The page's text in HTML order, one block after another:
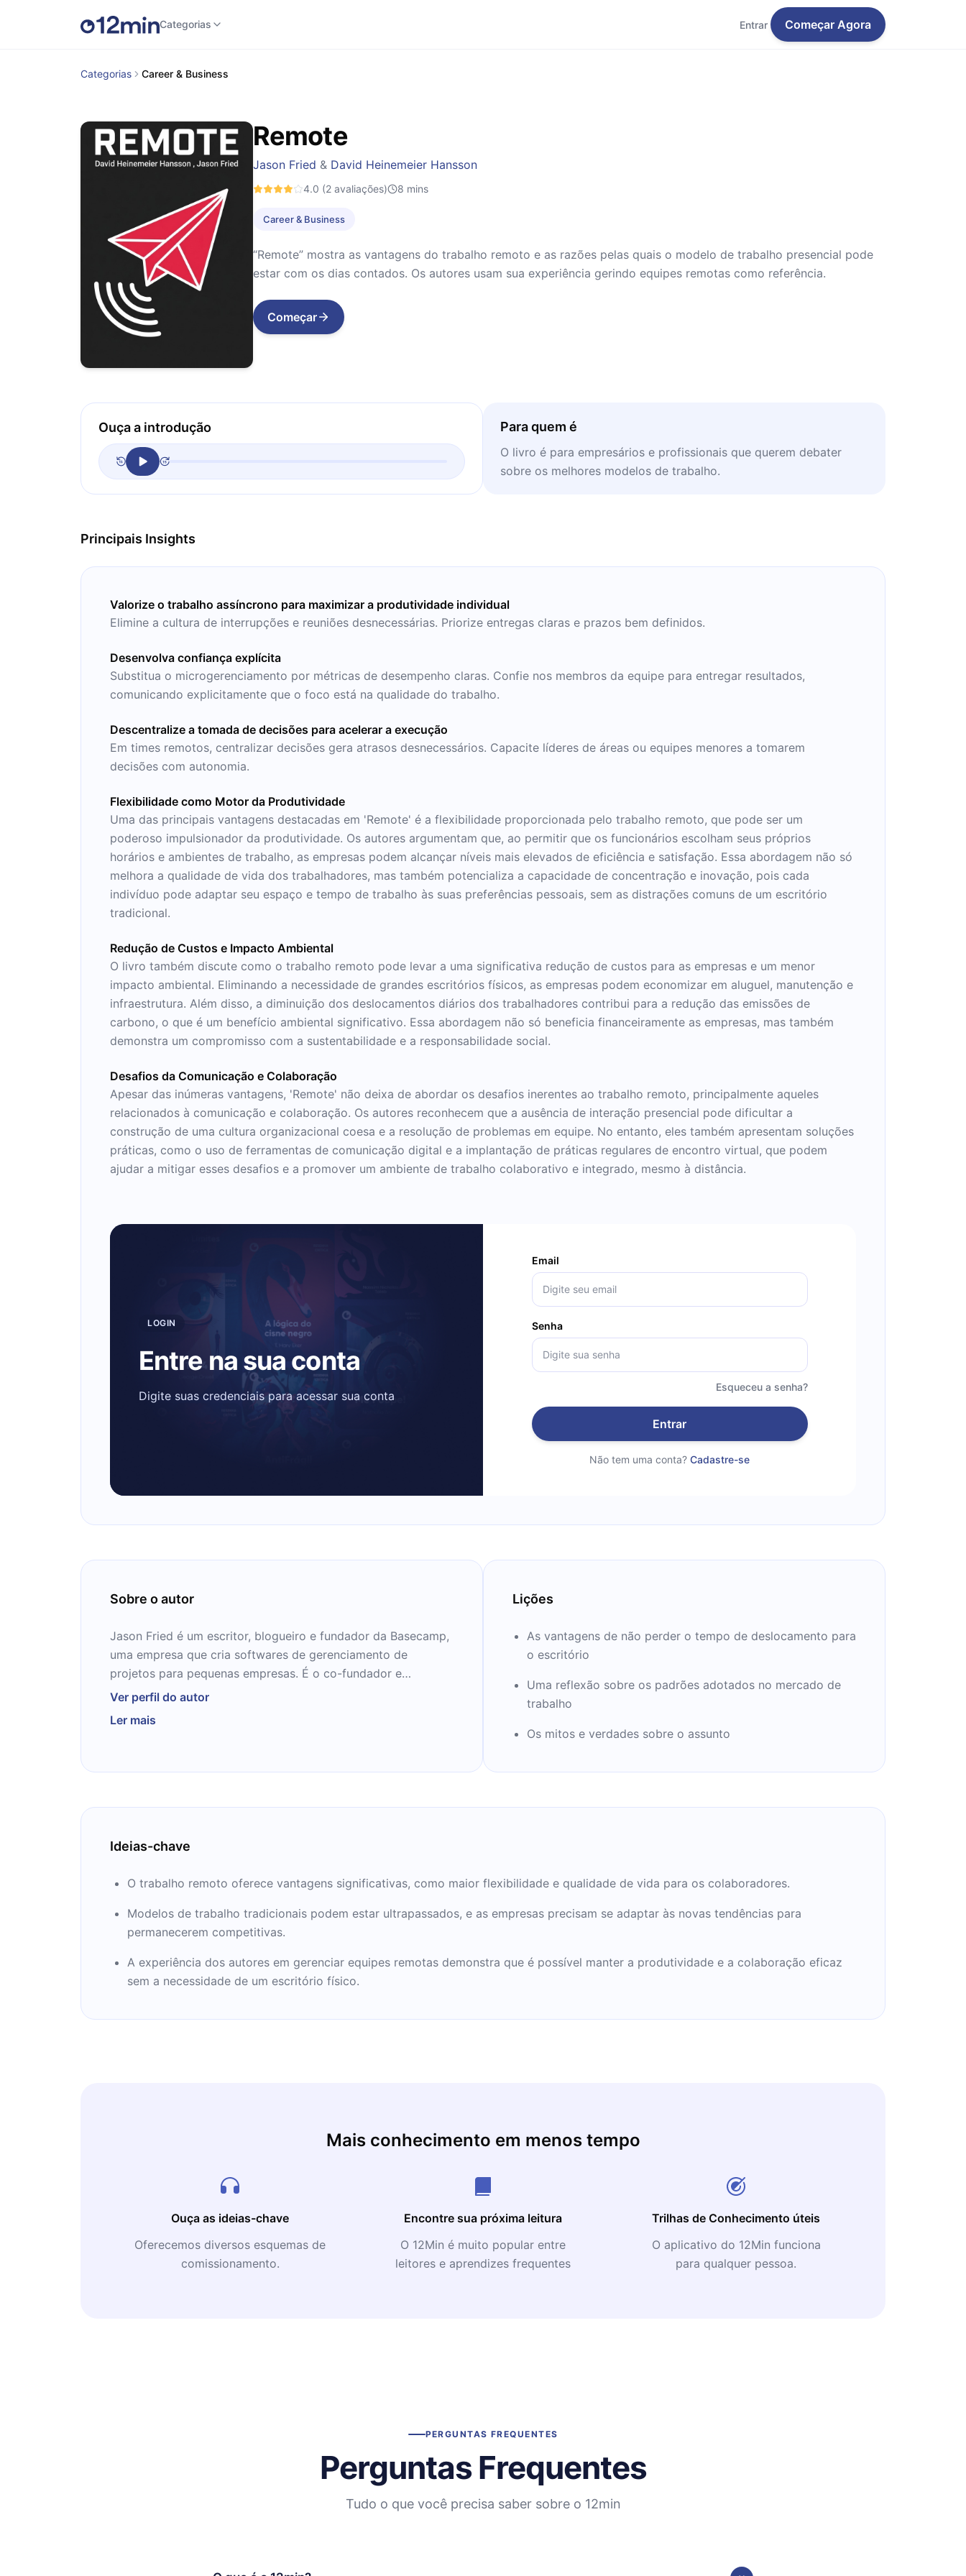
Categorias Entrar Começar Agora
Categorias Career & Business
Remote
Jason Fried & David Heinemeier Hansson
4.0 (2 avaliações) 8 mins
Career & Business
“Remote” mostra as vantagens do trabalho remoto e as razões pelas quais o modelo de trabalho presencial pode
estar com os dias contados. Os autores usam sua experiência gerindo equipes remotas como referência.
Começar
Ouça a introdução Para quem é
O livro é para empresários e profissionais que querem debater
sobre os melhores modelos de trabalho.
Principais Insights
Valorize o trabalho assíncrono para maximizar a produtividade individual
Elimine a cultura de interrupções e reuniões desnecessárias. Priorize entregas claras e prazos bem definidos.
Desenvolva confiança explícita
Substitua o microgerenciamento por métricas de desempenho claras. Confie nos membros da equipe para entregar resultados,
comunicando explicitamente que o foco está na qualidade do trabalho.
Descentralize a tomada de decisões para acelerar a execução
Em times remotos, centralizar decisões gera atrasos desnecessários. Capacite líderes de áreas ou equipes menores a tomarem
decisões com autonomia.
Flexibilidade como Motor da Produtividade
Uma das principais vantagens destacadas em 'Remote' é a flexibilidade proporcionada pelo trabalho remoto, que pode ser um
poderoso impulsionador da produtividade. Os autores argumentam que, ao permitir que os funcionários escolham seus próprios
horários e ambientes de trabalho, as empresas podem alcançar níveis mais elevados de eficiência e satisfação. Essa abordagem não só
melhora a qualidade de vida dos trabalhadores, mas também potencializa a capacidade de concentração e inovação, pois cada
indivíduo pode adaptar seu espaço e tempo de trabalho às suas preferências pessoais, sem as distrações comuns de um escritório
tradicional.
Redução de Custos e Impacto Ambiental
O livro também discute como o trabalho remoto pode levar a uma significativa redução de custos para as empresas e um menor
impacto ambiental. Eliminando a necessidade de grandes escritórios físicos, as empresas podem economizar em aluguel, manutenção e
infraestrutura. Além disso, a diminuição dos deslocamentos diários dos trabalhadores contribui para a redução das emissões de
carbono, o que é um benefício ambiental significativo. Essa abordagem não só beneficia financeiramente as empresas, mas também
demonstra um compromisso com a sustentabilidade e a responsabilidade social.
Desafios da Comunicação e Colaboração
Apesar das inúmeras vantagens, 'Remote' não deixa de abordar os desafios inerentes ao trabalho remoto, principalmente aqueles
relacionados à comunicação e colaboração. Os autores reconhecem que a ausência de interação presencial pode dificultar a
construção de uma cultura organizacional coesa e a resolução de problemas em equipe. No entanto, eles também apresentam soluções
práticas, como o uso de ferramentas de comunicação digital e a implantação de práticas regulares de encontro virtual, que podem
ajudar a mitigar esses desafios e a promover um ambiente de trabalho colaborativo e integrado, mesmo à distância.
LOGIN
Entre na sua conta
Digite suas credenciais para acessar sua conta
Email
Senha
Esqueceu a senha?
Entrar
Não tem uma conta? Cadastre-se
Sobre o autor
Jason Fried é um escritor, blogueiro e fundador da Basecamp,
uma empresa que cria softwares de gerenciamento de
projetos para pequenas empresas. É o co-fundador e
presidente da 37signals, uma empresa privada de Chicago que
baseadas na web possíveis com o menor número de recursos
Backpack, Campfire, Ta-da List e Writeboard. Os signals
programação Ruby on Rails.
O blog WeSignals, Signal vs. Noise, é lido por mais de 100.000
Ver perfil do autor
Ler mais
Lições
As vantagens de não perder o tempo de deslocamento para
o escritório
Uma reflexão sobre os padrões adotados no mercado de
trabalho
Os mitos e verdades sobre o assunto
Ideias-chave
O trabalho remoto oferece vantagens significativas, como maior flexibilidade e qualidade de vida para os colaboradores.
Modelos de trabalho tradicionais podem estar ultrapassados, e as empresas precisam se adaptar às novas tendências para
permanecerem competitivas.
A experiência dos autores em gerenciar equipes remotas demonstra que é possível manter a produtividade e a colaboração eficaz
sem a necessidade de um escritório físico.
Mais conhecimento em menos tempo
Ouça as ideias-chave
Oferecemos diversos esquemas de
comissionamento.
Encontre sua próxima leitura
O 12Min é muito popular entre
leitores e aprendizes frequentes
Trilhas de Conhecimento úteis
O aplicativo do 12Min funciona
para qualquer pessoa.
PERGUNTAS FREQUENTES
Perguntas Frequentes
Tudo o que você precisa saber sobre o 12min